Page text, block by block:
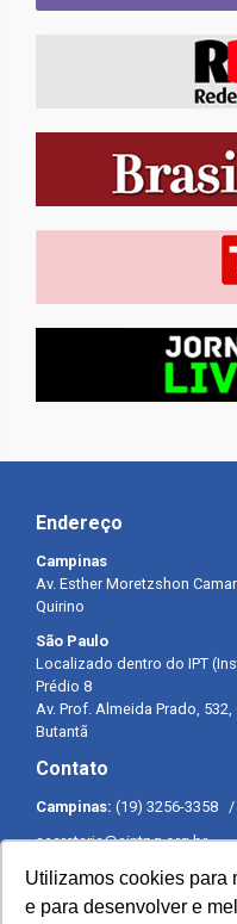
Utilizamos cookies para
e para desenvolver e
Endereço
Campinas
Av. Esther Moretzshon
Quirino
São Paulo
Localizado dentro do IPT
Prédio 8
Av. Prof. Almeida Prado,
Butantã
Contato
Campinas: (19) 3256-3358 /
secretaria@sintpq.org.br
Expediente